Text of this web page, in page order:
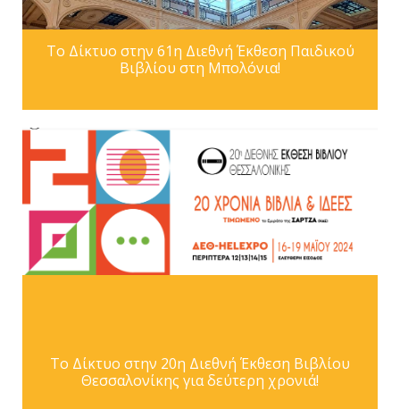
Το Δίκτυο στην 61η Διεθνή Έκθεση Παιδικού
Βιβλίου στη Μπολόνια!
Το Δίκτυο στην 20η Διεθνή Έκθεση Βιβλίου
Θεσσαλονίκης για δεύτερη χρονιά!